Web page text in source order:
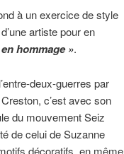
à un exercice de style
artiste pour en
hommage ».
deux-guerres par
c’est avec son
du mouvement Seiz
de celui de Suzanne
décoratifs, en même